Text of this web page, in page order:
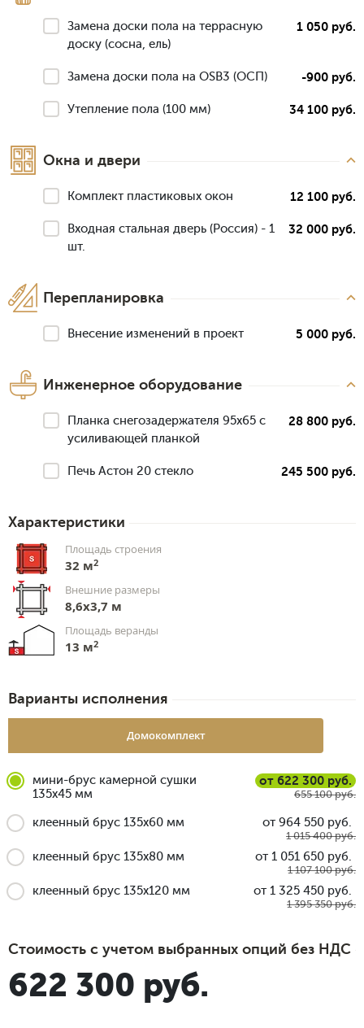
Замена доски пола на террасную
доску (сосна, ель)
1 050 руб.
Замена доски пола на OSB3 (ОСП) -900 руб.
Утепление пола (100 мм) 34 100 руб.
Окна и двери
Комплект пластиковых окон 12 100 руб.
Входная стальная дверь (Россия) - 1
шт.
32 000 руб.
Перепланировка
Внесение изменений в проект 5 000 руб.
Инженерное оборудование
Планка снегозадержателя 95х65 с
усиливающей планкой
28 800 руб.
Печь Астон 20 стекло 245 500 руб.
Характеристики
Площадь строения
32 м2
Внешние размеры
8,6х3,7 м
Площадь веранды
13 м2
Варианты исполнения
Домокомплект
мини-брус камерной сушки
135x45 мм
от 622 300 руб.
655 100 руб.
клеенный брус 135x60 мм от 964 550 руб.
1 015 400 руб.
клеенный брус 135x80 мм от 1 051 650 руб.
1 107 100 руб.
клеенный брус 135x120 мм от 1 325 450 руб.
1 395 350 руб.
Стоимость с учетом выбранных опций без НДС
622 300 руб.